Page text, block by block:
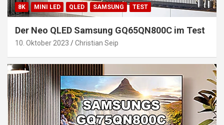
8K MINI LED QLED SAMSUNG TEST
Der Neo QLED Samsung GQ65QN800C im Test
10. Oktober 2023 Christian Seip